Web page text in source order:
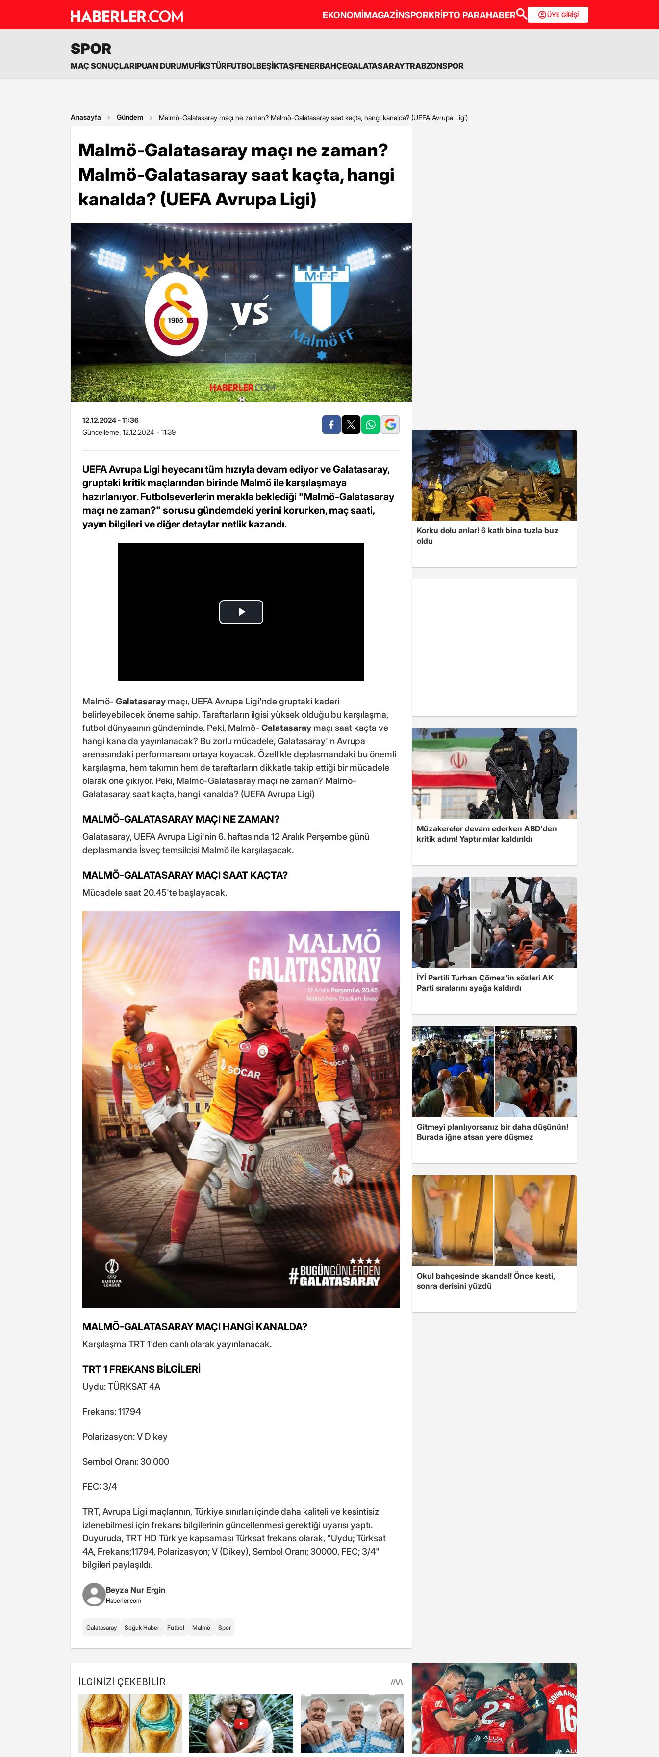
EKONOMİMAGAZİNSPORKRİPTO PARAHABER ÜYE GİRİŞİ
SPOR
MAÇ SONUÇLARIPUAN DURUMUFİKSTÜRFUTBOLBEŞİKTAŞFENERBAHÇEGALATASARAYTRABZONSPOR
Anasayfa Gündem Malmö-Galatasaray maçı ne zaman? Malmö-Galatasaray saat kaçta, hangi kanalda? (UEFA Avrupa Ligi)
Malmö-Galatasaray maçı ne zaman?
Malmö-Galatasaray saat kaçta, hangi
kanalda? (UEFA Avrupa Ligi)
12.12.2024 - 11:36
Güncelleme: 12.12.2024 - 11:39
UEFA Avrupa Ligi heyecanı tüm hızıyla devam ediyor ve Galatasaray,
gruptaki kritik maçlarından birinde Malmö ile karşılaşmaya
hazırlanıyor. Futbolseverlerin merakla beklediği "Malmö-Galatasaray
maçı ne zaman?" sorusu gündemdeki yerini korurken, maç saati,
yayın bilgileri ve diğer detaylar netlik kazandı.
Malmö- Galatasaray maçı, UEFA Avrupa Ligi'nde gruptaki kaderi
belirleyebilecek öneme sahip. Taraftarların ilgisi yüksek olduğu bu karşılaşma,
futbol dünyasının gündeminde. Peki, Malmö- Galatasaray maçı saat kaçta ve
hangi kanalda yayınlanacak? Bu zorlu mücadele, Galatasaray'ın Avrupa
arenasındaki performansını ortaya koyacak. Özellikle deplasmandaki bu önemli
karşılaşma, hem takımın hem de taraftarların dikkatle takip ettiği bir mücadele
olarak öne çıkıyor. Peki, Malmö-Galatasaray maçı ne zaman? Malmö-
Galatasaray saat kaçta, hangi kanalda? (UEFA Avrupa Ligi)
MALMÖ-GALATASARAY MAÇI NE ZAMAN?
Galatasaray, UEFA Avrupa Ligi'nin 6. haftasında 12 Aralık Perşembe günü
deplasmanda İsveç temsilcisi Malmö ile karşılaşacak.
MALMÖ-GALATASARAY MAÇI SAAT KAÇTA?
Mücadele saat 20.45'te başlayacak.
MALMÖ-GALATASARAY MAÇI HANGİ KANALDA?
Karşılaşma TRT 1'den canlı olarak yayınlanacak.
TRT 1 FREKANS BİLGİLERİ
Uydu: TÜRKSAT 4A
Frekans: 11794
Polarizasyon: V Dikey
Sembol Oranı: 30.000
FEC: 3/4
TRT, Avrupa Ligi maçlarının, Türkiye sınırları içinde daha kaliteli ve kesintisiz
izlenebilmesi için frekans bilgilerinin güncellenmesi gerektiği uyarısı yaptı.
Duyuruda, TRT HD Türkiye kapsaması Türksat frekans olarak, "Uydu; Türksat
4A, Frekans;11794, Polarizasyon; V (Dikey), Sembol Oranı; 30000, FEC; 3/4"
bilgileri paylaşıldı.
Beyza Nur Ergin
Haberler.com
Galatasaray Soğuk Haber Futbol Malmö Spor
Korku dolu anlar! 6 katlı bina tuzla buz
oldu
Müzakereler devam ederken ABD'den
kritik adım! Yaptırımlar kaldırıldı
İYİ Partili Turhan Çömez'in sözleri AK
Parti sıralarını ayağa kaldırdı
Gitmeyi planlıyorsanız bir daha düşünün!
Burada iğne atsan yere düşmez
Okul bahçesinde skandal! Önce kesti,
sonra derisini yüzdü